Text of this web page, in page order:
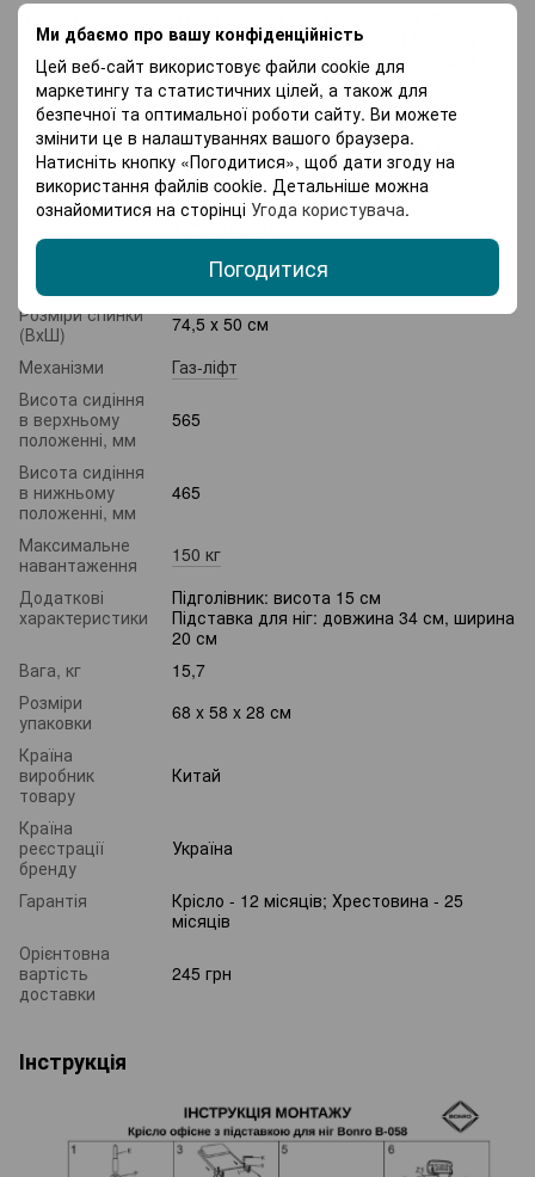
Ми дбаємо про вашу конфіденційність
Цей веб-сайт використовує файли cookie для
маркетингу та статистичних цілей, а також для
безпечної та оптимальної роботи сайту. Ви можете
змінити це в налаштуваннях вашого браузера.
Натисніть кнопку «Погодитися», щоб дати згоду на
використання файлів cookie. Детальніше можна
ознайомитися на сторінці Угода користувача.
Погодитися
підлокітниками,Зі спинкою
регулювання положення ,Поперекова
підтримка , Підставка для ніг
Підлокітники
З підлокітниками
Регулювання
Висота сидіння, Кут нахилу спинки
Висота
підлокітників
31 см
сидіння (ШхГ)
49 х 48,5 см
Розміри спинки
(ВхШ)
74,5 х 50 см
Механізми
Газ-ліфт
Висота сидіння
в верхньому
положенні, мм
565
Висота сидіння
в нижньому
положенні, мм
465
Максимальне
навантаження
150 кг
Додаткові
характеристики
Підголівник: висота 15 см
Підставка для ніг: довжина 34 см, ширина
20 см
Вага, кг
15,7
Розміри
упаковки
68 x 58 x 28 см
Країна
виробник
товару
Китай
Країна
реєстрації
бренду
Україна
Гарантія
Крісло - 12 місяців; Хрестовина - 25
місяців
Орієнтовна
вартість
доставки
245 грн
Інструкція